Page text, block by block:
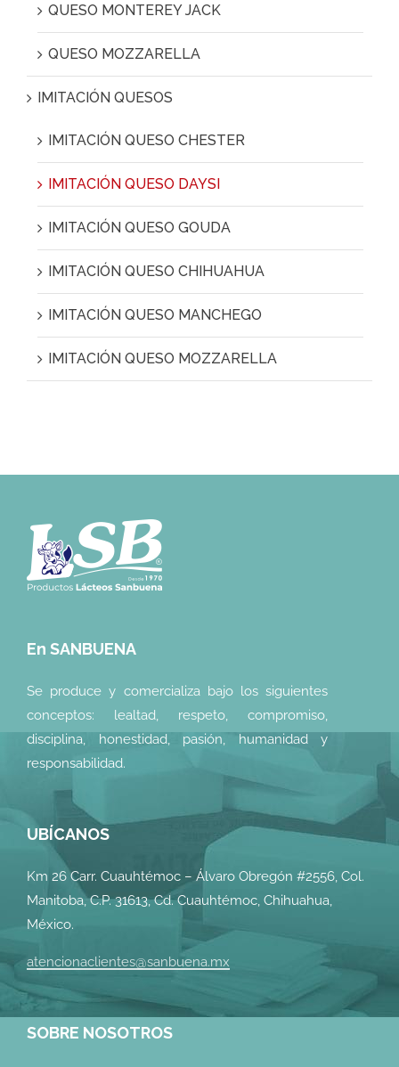
QUESO MONTEREY JACK
QUESO MOZZARELLA
IMITACIÓN QUESOS
IMITACIÓN QUESO CHESTER
IMITACIÓN QUESO DAYSI
IMITACIÓN QUESO GOUDA
IMITACIÓN QUESO CHIHUAHUA
IMITACIÓN QUESO MANCHEGO
IMITACIÓN QUESO MOZZARELLA
En SANBUENA
Se produce y comercializa bajo los siguientes
conceptos: lealtad, respeto, compromiso,
disciplina, honestidad, pasión, humanidad y
responsabilidad.
UBÍCANOS
Km 26 Carr. Cuauhtémoc – Álvaro Obregón #2556, Col.
Manitoba, C.P. 31613, Cd. Cuauhtémoc, Chihuahua,
México.
atencionaclientes@sanbuena.mx
SOBRE NOSOTROS